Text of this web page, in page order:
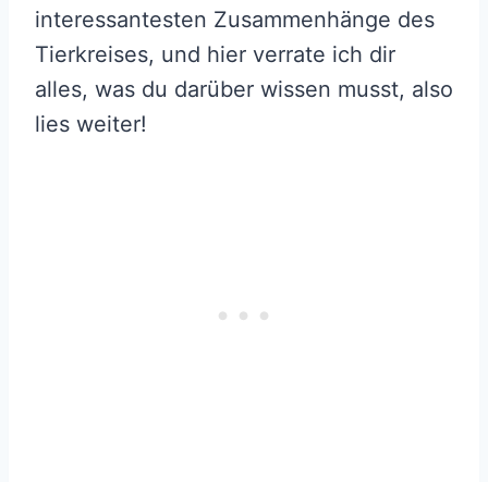
interessantesten Zusammenhänge des
Tierkreises, und hier verrate ich dir
alles, was du darüber wissen musst, also
lies weiter!